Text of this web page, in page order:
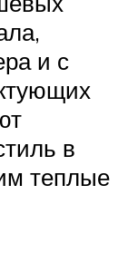
и с
в
теплые